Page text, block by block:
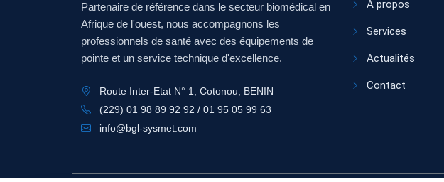
Partenaire de référence dans le secteur biomédical en
Afrique de l'ouest, nous accompagnons les
professionnels de santé avec des équipements de
pointe et un service technique d'excellence.
Route Inter-Etat N° 1, Cotonou, BENIN
(229) 01 98 89 92 92 / 01 95 05 99 63
info@bgl-sysmet.com
À propos
Services
Actualités
Contact